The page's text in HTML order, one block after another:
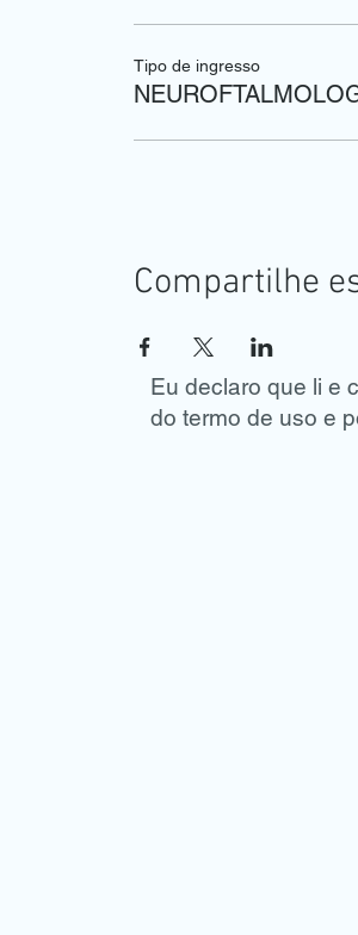
Tipo de ingresso
Compartilhe
Eu declaro que li e
do termo de uso e